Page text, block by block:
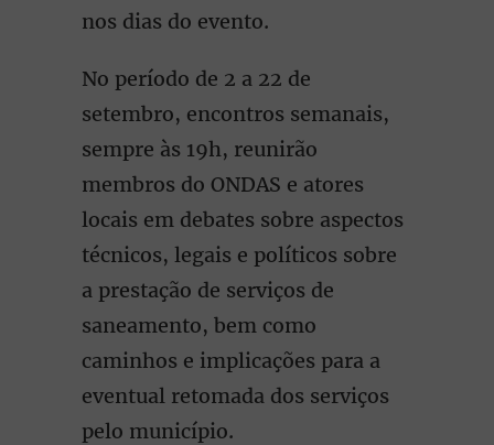
nos dias do evento.
No período de 2 a 22 de
setembro, encontros semanais,
sempre às 19h, reunirão
membros do ONDAS e atores
locais em debates sobre aspectos
técnicos, legais e políticos sobre
a prestação de serviços de
saneamento, bem como
caminhos e implicações para a
eventual retomada dos serviços
pelo município.